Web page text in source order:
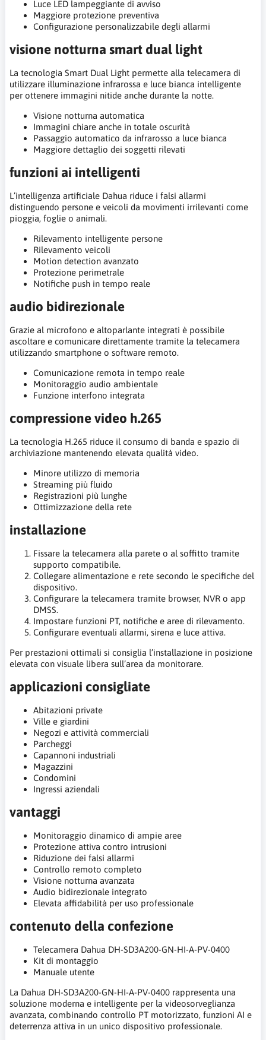
Luce LED lampeggiante di avviso
Maggiore protezione preventiva
Configurazione personalizzabile degli allarmi
visione notturna smart dual light
La tecnologia Smart Dual Light permette alla telecamera di
utilizzare illuminazione infrarossa e luce bianca intelligente
per ottenere immagini nitide anche durante la notte.
Visione notturna automatica
Immagini chiare anche in totale oscurità
Passaggio automatico da infrarosso a luce bianca
Maggiore dettaglio dei soggetti rilevati
funzioni ai intelligenti
L’intelligenza artificiale Dahua riduce i falsi allarmi
distinguendo persone e veicoli da movimenti irrilevanti come
pioggia, foglie o animali.
Rilevamento intelligente persone
Rilevamento veicoli
Motion detection avanzato
Protezione perimetrale
Notifiche push in tempo reale
audio bidirezionale
Grazie al microfono e altoparlante integrati è possibile
ascoltare e comunicare direttamente tramite la telecamera
utilizzando smartphone o software remoto.
Comunicazione remota in tempo reale
Monitoraggio audio ambientale
Funzione interfono integrata
compressione video h.265
La tecnologia H.265 riduce il consumo di banda e spazio di
archiviazione mantenendo elevata qualità video.
Minore utilizzo di memoria
Streaming più fluido
Registrazioni più lunghe
Ottimizzazione della rete
installazione
Fissare la telecamera alla parete o al soffitto tramite
supporto compatibile.
Collegare alimentazione e rete secondo le specifiche del
dispositivo.
Configurare la telecamera tramite browser, NVR o app
DMSS.
Impostare funzioni PT, notifiche e aree di rilevamento.
Configurare eventuali allarmi, sirena e luce attiva.
Per prestazioni ottimali si consiglia l’installazione in posizione
elevata con visuale libera sull’area da monitorare.
applicazioni consigliate
Abitazioni private
Ville e giardini
Negozi e attività commerciali
Parcheggi
Capannoni industriali
Magazzini
Condomini
Ingressi aziendali
vantaggi
Monitoraggio dinamico di ampie aree
Protezione attiva contro intrusioni
Riduzione dei falsi allarmi
Controllo remoto completo
Visione notturna avanzata
Audio bidirezionale integrato
Elevata affidabilità per uso professionale
contenuto della confezione
Telecamera Dahua DH-SD3A200-GN-HI-A-PV-0400
Kit di montaggio
Manuale utente
La Dahua DH-SD3A200-GN-HI-A-PV-0400 rappresenta una
soluzione moderna e intelligente per la videosorveglianza
avanzata, combinando controllo PT motorizzato, funzioni AI e
deterrenza attiva in un unico dispositivo professionale.